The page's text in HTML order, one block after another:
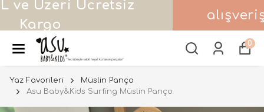
alışverişlerde 500 TL hediye
çeki!
0
Yaz Favorileri
Müslin Panço
Asu Baby&Kids Surfing Müslin Panço